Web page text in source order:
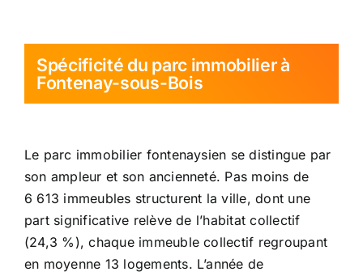
Spécificité du parc immobilier à
Fontenay-sous-Bois
Le parc immobilier fontenaysien se distingue par
son ampleur et son ancienneté. Pas moins de
6 613 immeubles structurent la ville, dont une
part significative relève de l’habitat collectif
(24,3 %), chaque immeuble collectif regroupant
en moyenne 13 logements. L’année de